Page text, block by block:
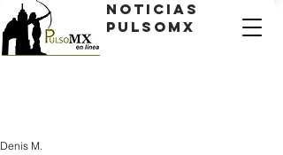
Noticias
PulsoMX
Denis M.